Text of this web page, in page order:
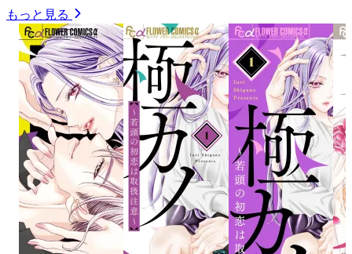
もっと見る